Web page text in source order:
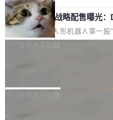
家基线 95.4%。 不是又一个
器 Prime Agent 的架构和市面上
agent 有本质区别。大多数
计是基于早期模型的能力—...
是项目级别的官方立场，目前由
但它可能是主流开源项目中关于
细致的一份规则。 政策的核心只
可以用来分析、提炼、审阅、建
不得生成涉及安全性的关键变更
宇树科技 IPO 战略配售曝光
ek 获配 93.3 万股，锁定 36
8月6日晚间，“人形机器人第一股
有限公司披露IPO发行价格及战略
36个月。 公告显示，本次宇树科
白开水不加糖
Bug fixes and enhancements 修
白开水不加糖